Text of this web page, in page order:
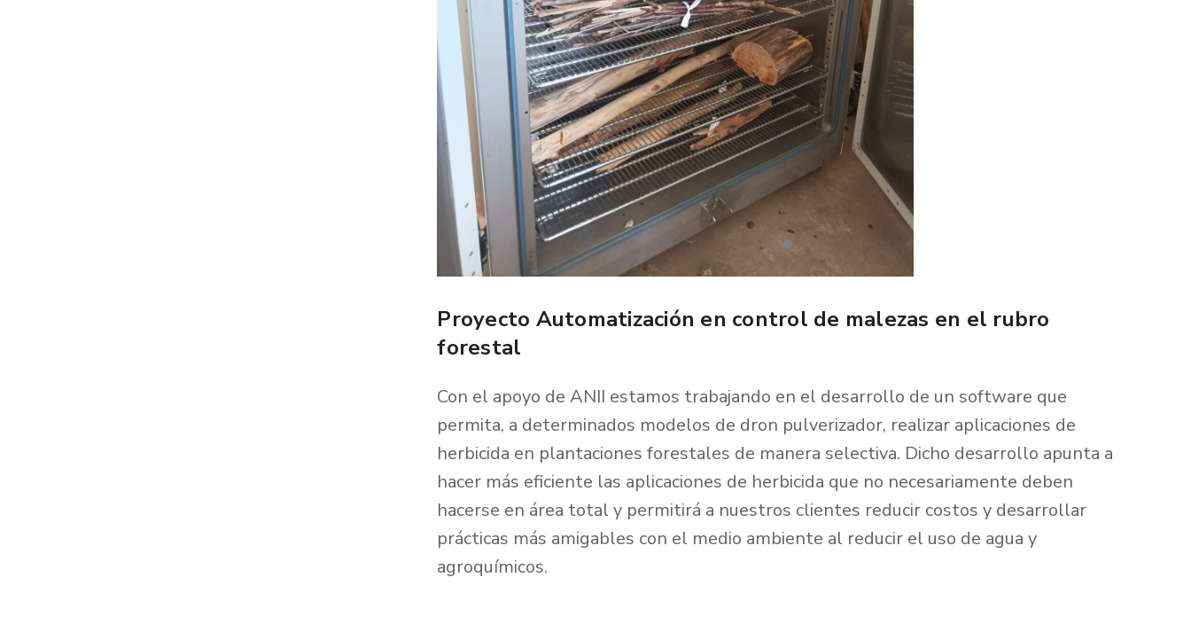
Proyecto Automatización en control de malezas en el rubro
forestal
Con el apoyo de ANII estamos trabajando en el desarrollo de un software que
permita, a determinados modelos de dron pulverizador, realizar aplicaciones de
herbicida en plantaciones forestales de manera selectiva. Dicho desarrollo apunta a
hacer más eficiente las aplicaciones de herbicida que no necesariamente deben
hacerse en área total y permitirá a nuestros clientes reducir costos y desarrollar
prácticas más amigables con el medio ambiente al reducir el uso de agua y
agroquímicos.